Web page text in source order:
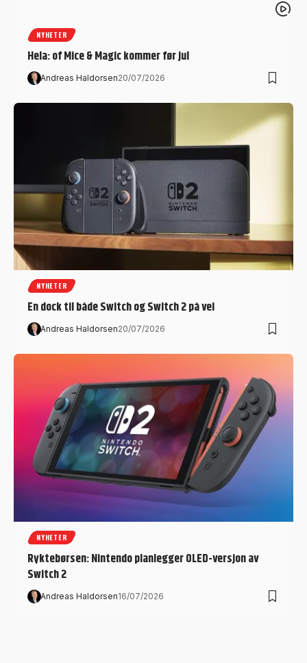
NYHETER
Hela: of Mice & Magic kommer før jul
Andreas Haldorsen20/07/2026
NYHETER
En dock til både Switch og Switch 2 på vei
Andreas Haldorsen20/07/2026
NYHETER
Ryktebørsen: Nintendo planlegger OLED-versjon av
Switch 2
Andreas Haldorsen16/07/2026